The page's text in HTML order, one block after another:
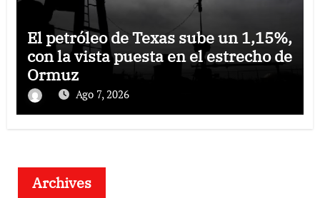
El petróleo de Texas sube un 1,15%,
con la vista puesta en el estrecho de
Ormuz
Ago 7, 2026
Archives